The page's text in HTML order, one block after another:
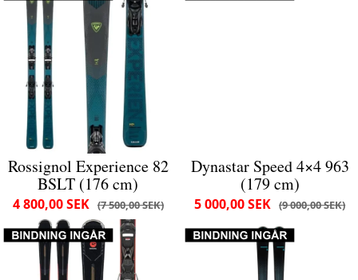
Rossignol Experience 82
BSLT (176 cm)
7 500,00 SEK
4 800,00 SEK
Dynastar Speed 4×4 963
(179 cm)
9 000,00 SEK
5 000,00 SEK